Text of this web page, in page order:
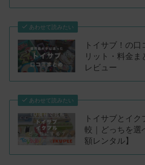
あわせて読みたい
トイサブ！の
リット・料金ま
レビュー
あわせて読みたい
トイサブとイ
較｜どっちを選
額レンタル】